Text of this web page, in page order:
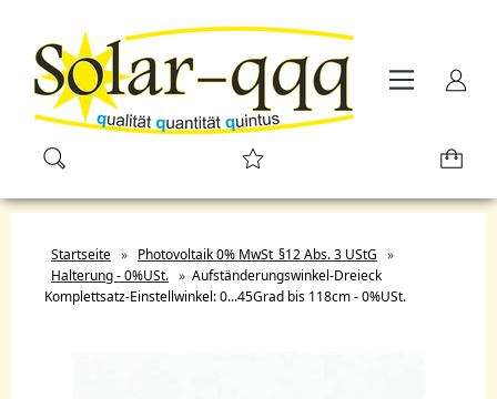
Startseite » Photovoltaik 0% MwSt_§12 Abs. 3 UStG »
Halterung - 0%USt. » Aufständerungswinkel-Dreieck
Komplettsatz-Einstellwinkel: 0...45Grad bis 118cm - 0%USt.